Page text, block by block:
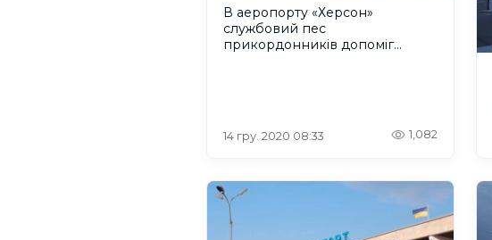
В аеропорту «Херсон»
службовий пес
прикордонників допоміг
14 гру. 2020 08:33 1,082